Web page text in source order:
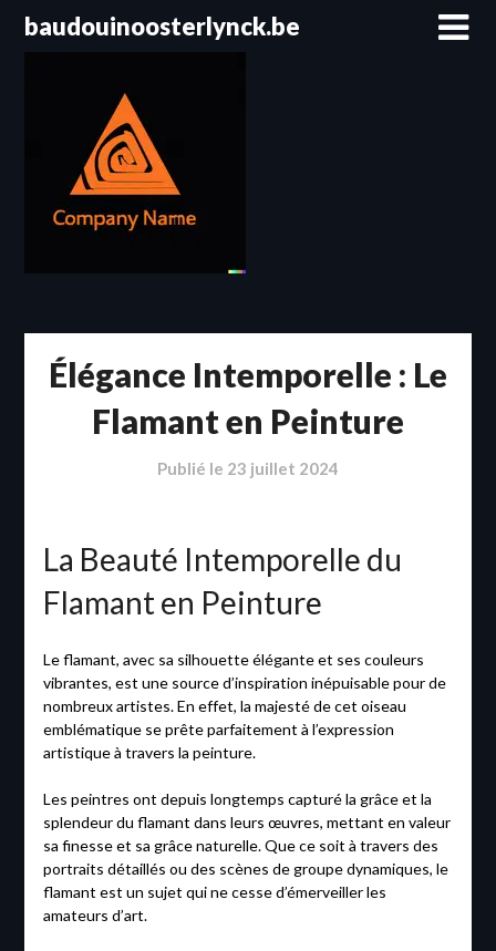
Passerbaudouinoosterlynck.be
Élégance Intemporelle : Le
Flamant en Peinture
Publié le 23 juillet 2024
La Beauté Intemporelle du
Flamant en Peinture
Le flamant, avec sa silhouette élégante et ses couleurs
vibrantes, est une source d’inspiration inépuisable pour de
nombreux artistes. En effet, la majesté de cet oiseau
emblématique se prête parfaitement à l’expression
artistique à travers la peinture.
Les peintres ont depuis longtemps capturé la grâce et la
splendeur du flamant dans leurs œuvres, mettant en valeur
sa finesse et sa grâce naturelle. Que ce soit à travers des
portraits détaillés ou des scènes de groupe dynamiques, le
flamant est un sujet qui ne cesse d’émerveiller les
amateurs d’art.